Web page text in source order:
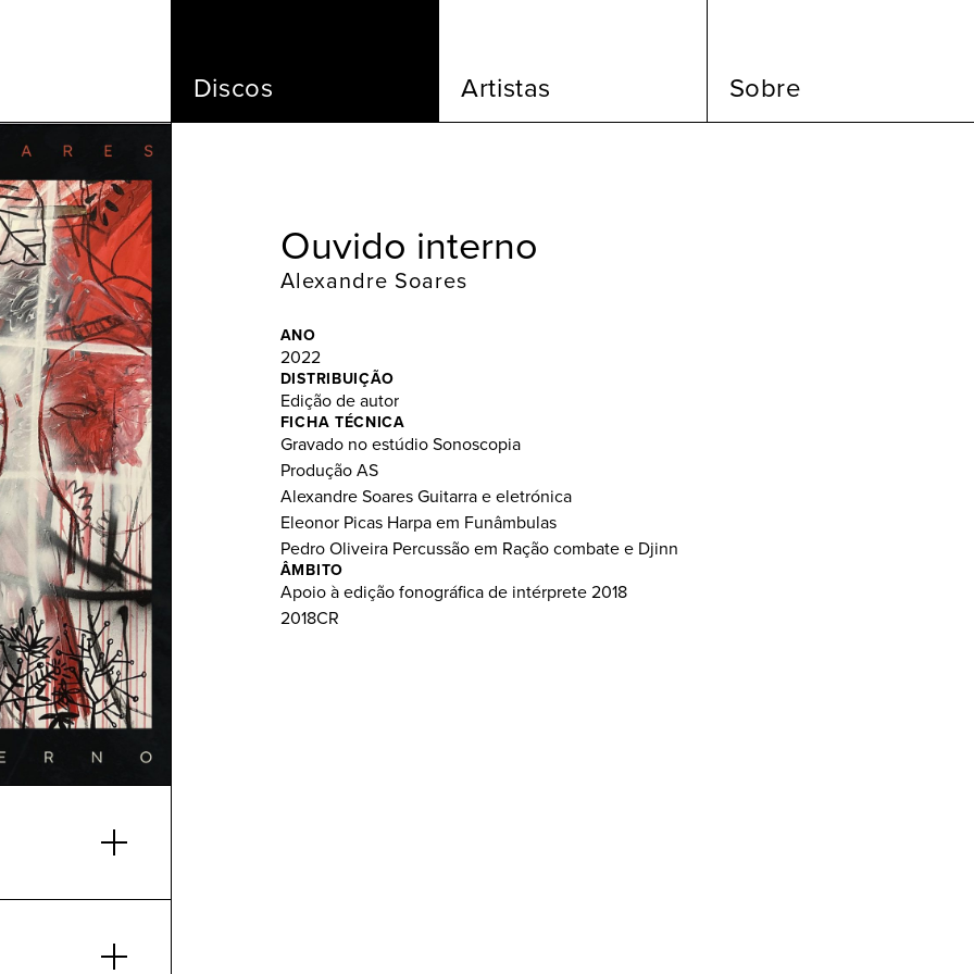
Discos Artistas Sobre
Ouvido interno
Alexandre Soares
ANO
2022
DISTRIBUIÇÃO
Edição de autor
FICHA TÉCNICA
Gravado no estúdio Sonoscopia
Produção AS
Alexandre Soares Guitarra e eletrónica
Eleonor Picas Harpa em Funâmbulas
Pedro Oliveira Percussão em Ração combate e Djinn
ÂMBITO
Apoio à edição fonográfica de intérprete 2018
2018CR